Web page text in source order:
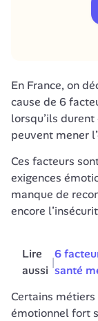
En France, on
cause de 6
lorsqu’ils
peuvent mener
Ces facteurs
exigences
manque de
encore
Lire
aussi
|
6
santé
Certains
émotionnel fort